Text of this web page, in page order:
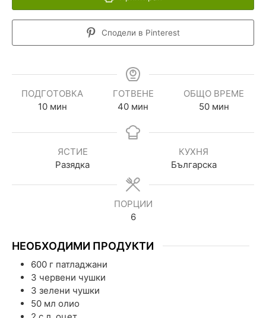
Сподели в Pinterest
ПОДГОТОВКА
10 мин
ГОТВЕНЕ
40 мин
ОБЩО ВРЕМЕ
50 мин
ЯСТИЕ
Разядка
КУХНЯ
Българска
ПОРЦИИ
6
НЕОБХОДИМИ ПРОДУКТИ
600 г патладжани
3 червени чушки
3 зелени чушки
50 мл олио